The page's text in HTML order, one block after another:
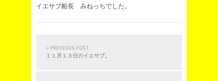
イエサブ船長 みねっちでした。
« PREVIOUS POST
１１月１３日のイエサブ。